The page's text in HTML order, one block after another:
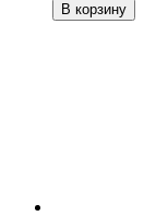
В корзину